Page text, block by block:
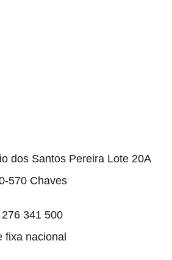
dos Santos Pereira Lote 20A
570 Chaves
341 500
fixa nacional